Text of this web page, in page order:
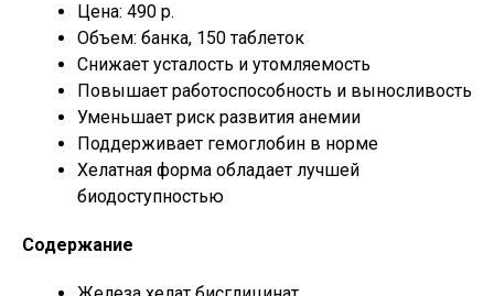
Цена: 490 р.
Объем: банка, 150 таблеток
Снижает усталость и утомляемость
Повышает работоспособность и выносливость
Уменьшает риск развития анемии
Поддерживает гемоглобин в норме
Хелатная форма обладает лучшей
биодоступностью
Содержание